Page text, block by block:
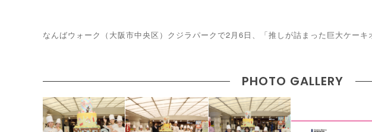
なんばウォーク（大阪市中央区）クジラパークで2月6日、「推しが詰まった巨大ケーキ
PHOTO GALLERY